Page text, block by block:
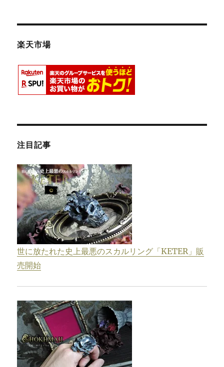
楽天市場
注目記事
世に放たれた史上最悪のスカルリング「KETER」販
売開始